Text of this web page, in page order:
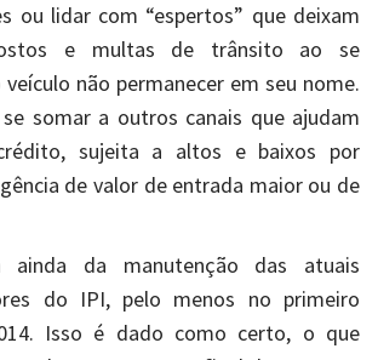
ou lidar com “espertos” que deixam
e multas de trânsito ao se
não permanecer em seu nome.
somar a outros canais que ajudam
sujeita a altos e baixos por
de valor de entrada maior ou de
ainda da manutenção das atuais
do IPI, pelo menos no primeiro
Isso é dado como certo, o que